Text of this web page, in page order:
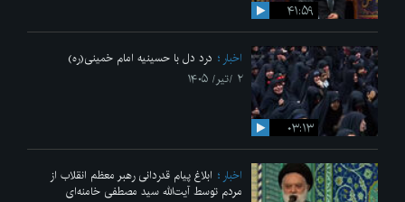
۴۱:۵۹
۰۳:۱۳
اخبار
درد دل با حسینیه امام خمینی(ره)
۲ /تیر/ ۱۴۰۵
اخبار
ابلاغ پیام قدردانی رهبر معظم انقلاب از
مردم توسط آیت‌الله سید مصطفی خامنه‌ای